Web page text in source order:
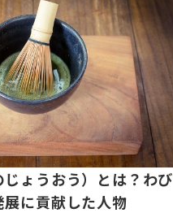
ょうおう）とは？わび
に貢献した人物